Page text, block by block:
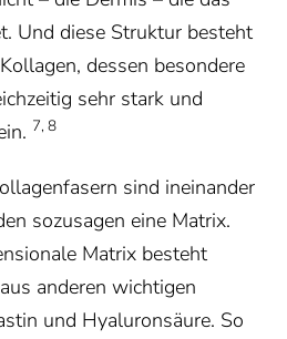
Und diese Struktur besteht
dessen besondere
sehr stark und
7, 8
sind ineinander
sozusagen eine Matrix.
Matrix besteht
anderen wichtigen
und Hyaluronsäure. So